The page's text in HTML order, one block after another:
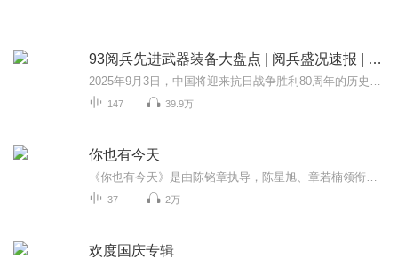
93阅兵先进武器装备大盘点 | 阅兵盛况速报 | 纪念抗日战争胜利80周年大阅兵
147 39.9万
你也有今天
37 2万
欢度国庆专辑